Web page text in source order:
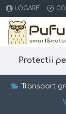
LOGARE
Protectii
Transport